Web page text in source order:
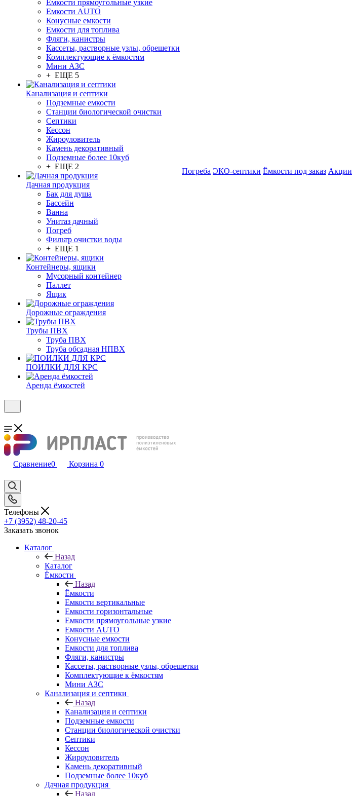
Емкости прямоугольные узкие
Емкости АUТО
Конусные емкости
Емкости для топлива
Фляги, канистры
Кассеты, растворные узлы, обрешетки
Комплектующие к ёмкостям
Мини АЗС
+ ЕЩЕ 5
Канализация и септики
Подземные емкости
Станции биологической очистки
Септики
Кессон
Жироуловитель
Камень декоративный
Подземные более 10куб
+ ЕЩЕ 2
Дачная продукция
Бак для душа
Бассейн
Ванна
Унитаз дачный
Погреб
Фильтр очистки воды
+ ЕЩЕ 1
Контейнеры, ящики
Мусорный контейнер
Паллет
Ящик
Дорожные ограждения
Трубы ПВХ
Труба ПВХ
Труба обсадная НПВХ
ПОИЛКИ ДЛЯ КРС
Аренда ёмкостей
Погреба ЭКО-септики Ёмкости под заказ Акции
Сравнение0 Корзина 0
Телефоны
+7 (3952) 48-20-45
Заказать звонок
Каталог
Назад
Каталог
Ёмкости
Назад
Ёмкости
Емкости вертикальные
Емкости горизонтальные
Емкости прямоугольные узкие
Емкости АUТО
Конусные емкости
Емкости для топлива
Фляги, канистры
Кассеты, растворные узлы, обрешетки
Комплектующие к ёмкостям
Мини АЗС
Канализация и септики
Назад
Канализация и септики
Подземные емкости
Станции биологической очистки
Септики
Кессон
Жироуловитель
Камень декоративный
Подземные более 10куб
Дачная продукция
Назад